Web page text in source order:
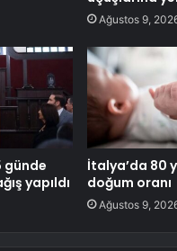
Ağustos 9,
günde
yapıldı
İtalya’da 80
doğum oranı
Ağustos 9,